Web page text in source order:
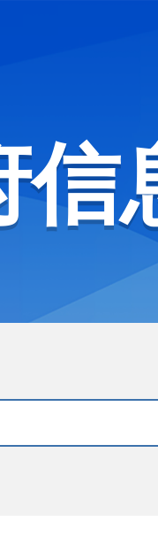
信